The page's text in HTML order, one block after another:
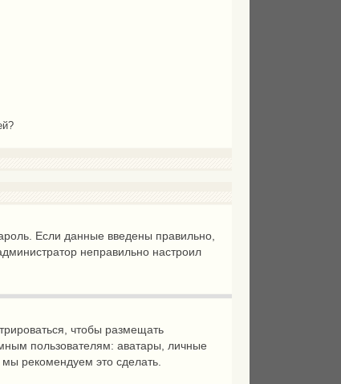
Если данные введены правильно,
неправильно настроил
чтобы размещать
пользователям: аватары, личные
рекомендуем это сделать.